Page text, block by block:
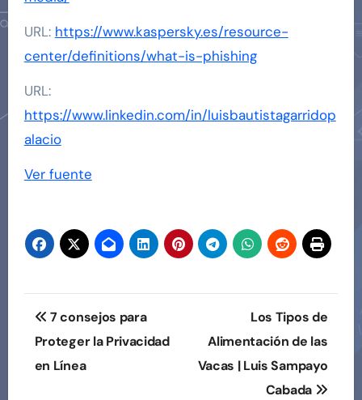
URL: https://www.kaspersky.es/resource-
center/definitions/what-is-phishing
URL:
https://www.linkedin.com/in/luisbautistagarridop
alacio
Navegación
entradas
Ver fuente
Navegación
de
entradas
7 consejos para
Proteger la Privacidad
en Línea
Los Tipos de
Alimentación de las
Vacas | Luis Sampayo
Cabada